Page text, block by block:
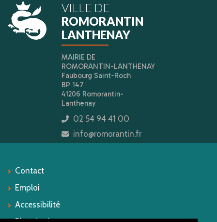
VILLE DE
ROMORANTIN
LANTHENAY
MAIRIE DE
ROMORANTIN-LANTHENAY
Faubourg Saint-Roch
BP 147
41206 Romorantin-
Lanthenay
icon
02 54 94 41 00
icon
info@romorantin.fr
Contact
Emploi
Accessibilité